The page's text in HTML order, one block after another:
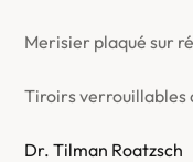
Merisier plaqué sur
Tiroirs verrouillables
Dr. Tilman Roatzsch